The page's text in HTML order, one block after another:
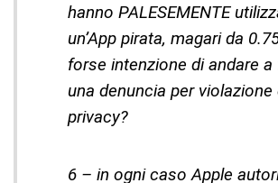
hanno PALESEMENTE
un’App pirata, magari da
forse intenzione di andare a
una denuncia per violazione
privacy?
6 – in ogni caso Apple